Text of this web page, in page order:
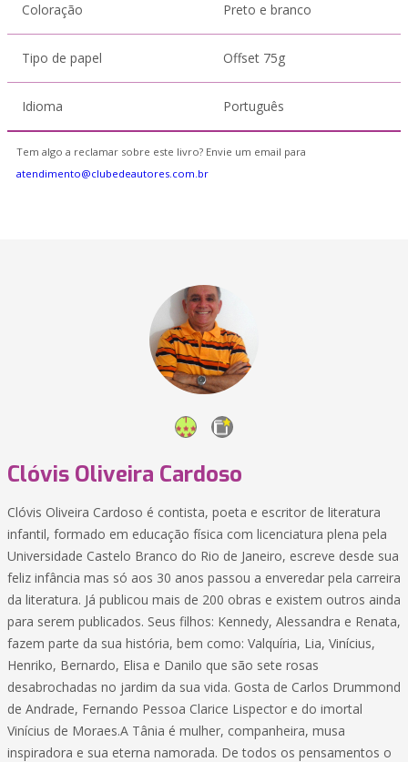
Coloração Preto e branco
Tipo de papel Offset 75g
Idioma Português
Tem algo a reclamar sobre este livro? Envie um email para
atendimento@clubedeautores.com.br
Clóvis Oliveira Cardoso
Clóvis Oliveira Cardoso é contista, poeta e escritor de literatura
infantil, formado em educação física com licenciatura plena pela
Universidade Castelo Branco do Rio de Janeiro, escreve desde sua
feliz infância mas só aos 30 anos passou a enveredar pela carreira
da literatura. Já publicou mais de 200 obras e existem outros ainda
para serem publicados. Seus filhos: Kennedy, Alessandra e Renata,
fazem parte da sua história, bem como: Valquíria, Lia, Vinícius,
Henriko, Bernardo, Elisa e Danilo que são sete rosas
desabrochadas no jardim da sua vida. Gosta de Carlos Drummond
de Andrade, Fernando Pessoa Clarice Lispector e do imortal
Vinícius de Moraes.A Tânia é mulher, companheira, musa
inspiradora e sua eterna namorada. De todos os pensamentos o